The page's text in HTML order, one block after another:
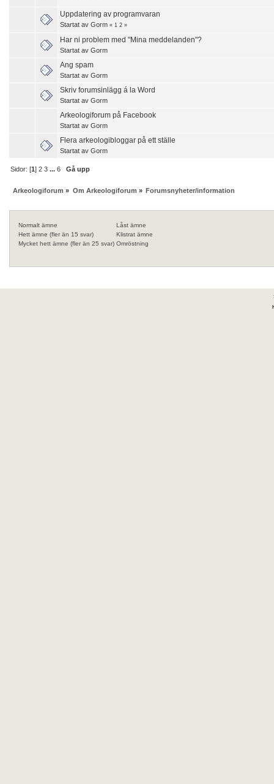
Uppdatering av programvaran
Startat av Gorm « 1 2 »
Har ni problem med "Mina meddelanden"?
Startat av Gorm
Ang spam
Startat av Gorm
Skriv forumsinlägg á la Word
Startat av Gorm
Arkeologiforum på Facebook
Startat av Gorm
Flera arkeologibloggar på ett ställe
Startat av Gorm
Sidor: [1]2 3 ...6 Gå upp
Arkeologiforum » Om Arkeologiforum » Forumsnyheter/information
Normalt ämne
Hett ämne (fler än 15 svar)
Mycket hett ämne (fler än 25 svar)
Låst ämne
Klistrat ämne
Omröstning